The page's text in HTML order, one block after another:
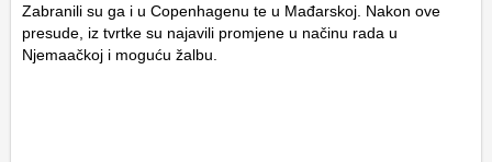
Zabranili su ga i u Copenhagenu te u Mađarskoj. Nakon ove
presude, iz tvrtke su najavili promjene u načinu rada u
Njemaačkoj i moguću žalbu.